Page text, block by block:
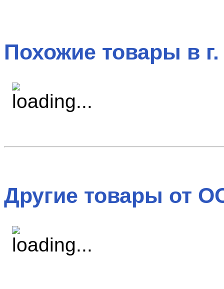
Похожие товары в
Другие товары от